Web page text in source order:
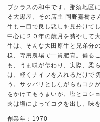
プクラスの和牛です。那須地区
る大黒屋、その店主 岡野嘉樹さ
牛も一目で良し悪しを見分けて
中心に２０年の歳月を費やして
牛は、そんな大田原牛と兄弟分
様、専用農場で一貫肥育。偏る
も、うま味が伝わり、実際、柔
は、軽くナイフを入れるだけで
う。サッパリとしながらもコク
をかけてもうまいが、塩とコシ
肉は塩によってコクを出し、味
創業年：1970